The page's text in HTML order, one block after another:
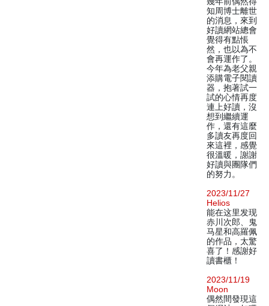
知周博士離世
的消息，來到
好讀網站總會
覺得有點悵
然，也以為不
會再運作了。
今年為老父親
添購電子閱讀
器，抱著試一
試的心情再度
連上好讀，沒
想到繼續運
作，還有這麼
多讀友再度回
來這裡，感覺
很溫暖，謝謝
好讀與團隊們
的努力。
2023/11/27
Helios
能在这里发现
赤川次郎、鬼
马星和高羅佩
的作品，太驚
喜了！感謝好
讀書櫃！
2023/11/19
Moon
偶然間發現這